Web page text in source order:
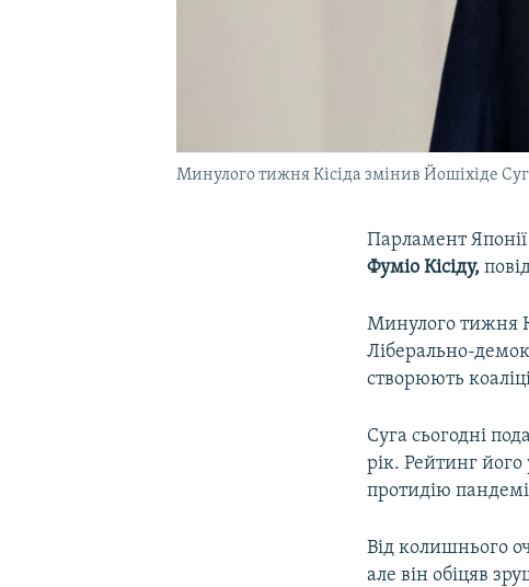
Минулого тижня Кісіда змінив Йошіхіде
Парламент
Фуміо Кісіду,
Минулого тижня
Ліберально-
створюють
Суга сьогодні
рік. Рейтинг
протидію
Від колишнього
але він обіцяв